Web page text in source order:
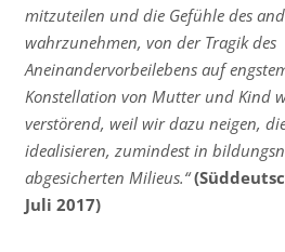
mitzuteilen und die Gefühle des
wahrzunehmen, von der Tragik des
Aneinandervorbeilebens auf
Konstellation von Mutter und Kind
verstörend, weil wir dazu neigen,
idealisieren, zumindest in
abgesicherten Milieus.“
Juli 2017)